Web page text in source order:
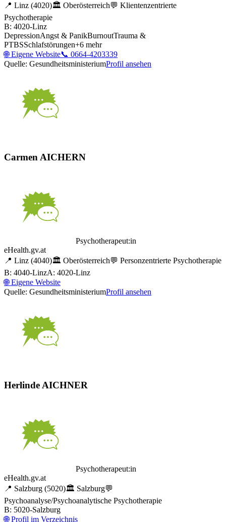
📍 Linz (4020)🏛️ Oberösterreich💬 Klientenzentrierte
Psychotherapie
B: 4020-Linz
DepressionAngst & PanikBurnoutTrauma &
PTBSSchlafstörungen+6 mehr
🌐Eigene Website📞 0664-4203339
Quelle: GesundheitsministeriumProfil ansehen
Carmen AICHERN
Psychotherapeut:in
eHealth.gv.at
📍 Linz (4040)🏛️ Oberösterreich💬 Personzentrierte Psychotherapie
B: 4040-LinzA: 4020-Linz
🌐Eigene Website
Quelle: GesundheitsministeriumProfil ansehen
Herlinde AICHNER
Psychotherapeut:in
eHealth.gv.at
📍 Salzburg (5020)🏛️ Salzburg💬
Psychoanalyse/Psychoanalytische Psychotherapie
B: 5020-Salzburg
🌐Profil im Verzeichnis